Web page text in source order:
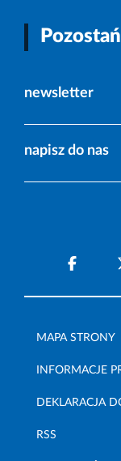
newsletter
napisz do nas
MAPA STRONY
INFORMACJE
DEKLARACJA
RSS